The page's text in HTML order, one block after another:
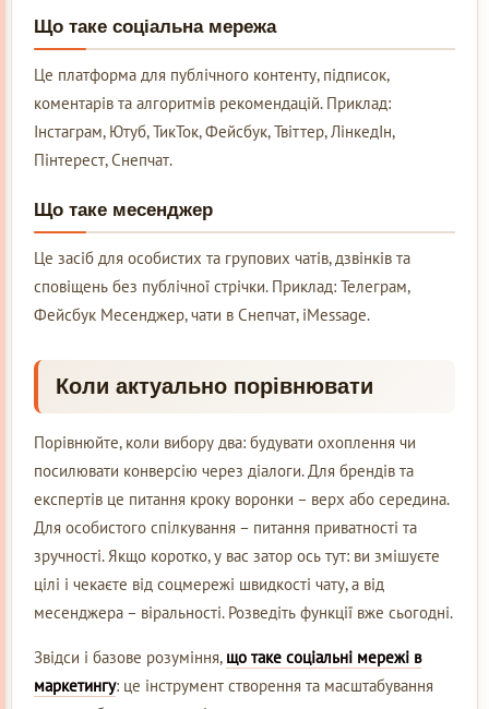
Що таке соціальна мережа
Це платформа для публічного контенту, підписок,
коментарів та алгоритмів рекомендацій. Приклад:
Інстаграм, Ютуб, ТикТок, Фейсбук, Твіттер, ЛінкедІн,
Пінтерест, Снепчат.
Що таке месенджер
Це засіб для особистих та групових чатів, дзвінків та
сповіщень без публічної стрічки. Приклад: Телеграм,
Фейсбук Месенджер, чати в Снепчат, iMessage.
Коли актуально порівнювати
Порівнюйте, коли вибору два: будувати охоплення чи
посилювати конверсію через діалоги. Для брендів та
експертів це питання кроку воронки – верх або середина.
Для особистого спілкування – питання приватності та
зручності. Якщо коротко, у вас затор ось тут: ви змішуєте
цілі і чекаєте від соцмережі швидкості чату, а від
месенджера – віральності. Розведіть функції вже сьогодні.
Звідси і базове розуміння, що таке соціальні мережі в
маркетингу: це інструмент створення та масштабування